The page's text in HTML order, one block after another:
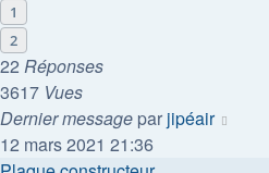
1
2
22 Réponses
3617 Vues
Dernier message par jipéair
12 mars 2021 21:36